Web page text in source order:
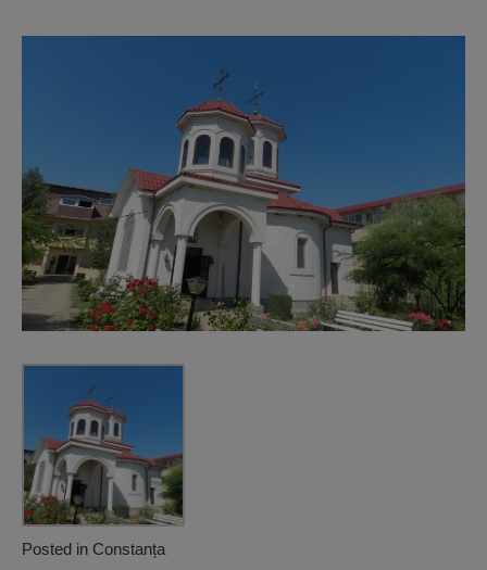
Posted in Constanța